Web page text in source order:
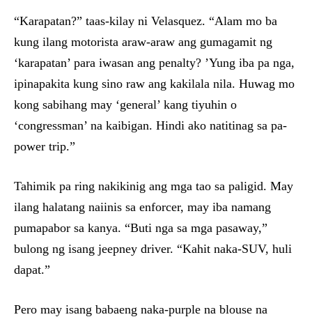
“Karapatan?” taas-kilay ni Velasquez. “Alam mo ba
kung ilang motorista araw-araw ang gumagamit ng
‘karapatan’ para iwasan ang penalty? ’Yung iba pa nga,
ipinapakita kung sino raw ang kakilala nila. Huwag mo
kong sabihang may ‘general’ kang tiyuhin o
‘congressman’ na kaibigan. Hindi ako natitinag sa pa-
power trip.”
Tahimik pa ring nakikinig ang mga tao sa paligid. May
ilang halatang naiinis sa enforcer, may iba namang
pumapabor sa kanya. “Buti nga sa mga pasaway,”
bulong ng isang jeepney driver. “Kahit naka-SUV, huli
dapat.”
Pero may isang babaeng naka-purple na blouse na